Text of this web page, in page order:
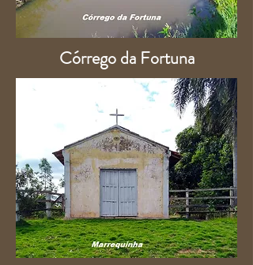
Córrego da Fortuna